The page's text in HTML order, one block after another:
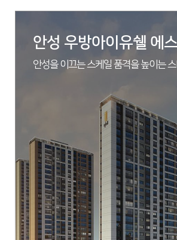
안성 우방아이유쉘 에
안성을 이끄는 스케일 품격을 높이는